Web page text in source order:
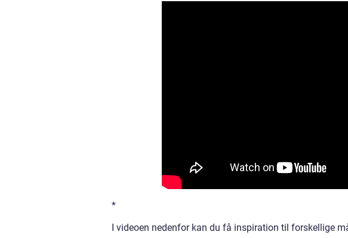
*
I videoen nedenfor kan du få inspiration til forskellige